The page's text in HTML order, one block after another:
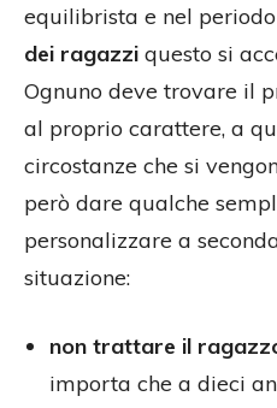
equilibrista e nel
dei ragazzi questo si
Ognuno deve trovare il
al proprio carattere, a
circostanze che si
però dare qualche
personalizzare a
situazione:
non trattare il
importa che a dieci